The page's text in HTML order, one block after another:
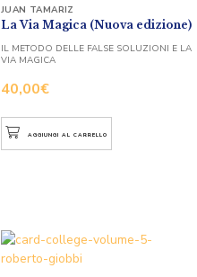
La Via Magica (Nuova edizione)
40,00€
JUAN TAMARIZ
IL METODO DELLE FALSE SOLUZIONI E LA
VIA MAGICA
AGGIUNGI AL CARRELLO